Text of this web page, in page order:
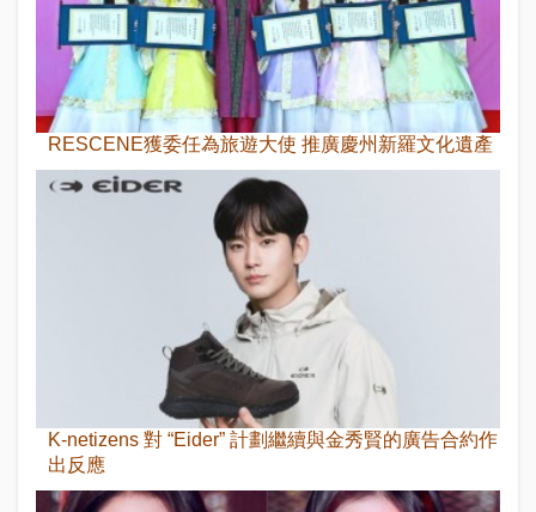
RESCENE獲委任為旅遊大使 推廣慶州新羅文化遺產
K-netizens 對 “Eider” 計劃繼續與金秀賢的廣告合約作
出反應